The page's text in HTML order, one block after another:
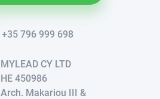
+35 796 999 698
MYLEAD CY LTD
HE 450986
Arch. Makariou III &